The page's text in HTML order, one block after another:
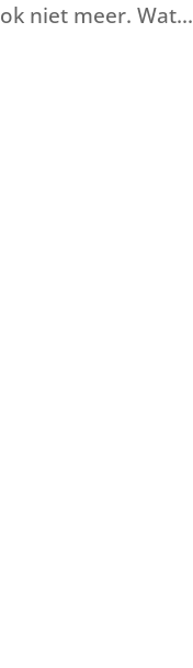
niet meer. Wat...